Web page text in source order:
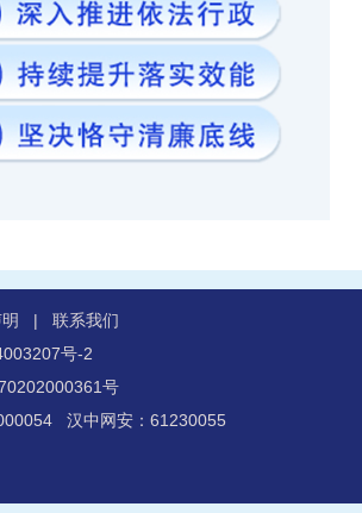
| 联系我们
号-2
号
汉中网安：61230055